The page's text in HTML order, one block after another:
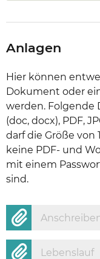
Anlagen
Hier können
Dokument oder
werden. Folgende
(doc, docx), PDF,
darf die Größe von
keine PDF- und
mit einem
sind.
Lebenslauf